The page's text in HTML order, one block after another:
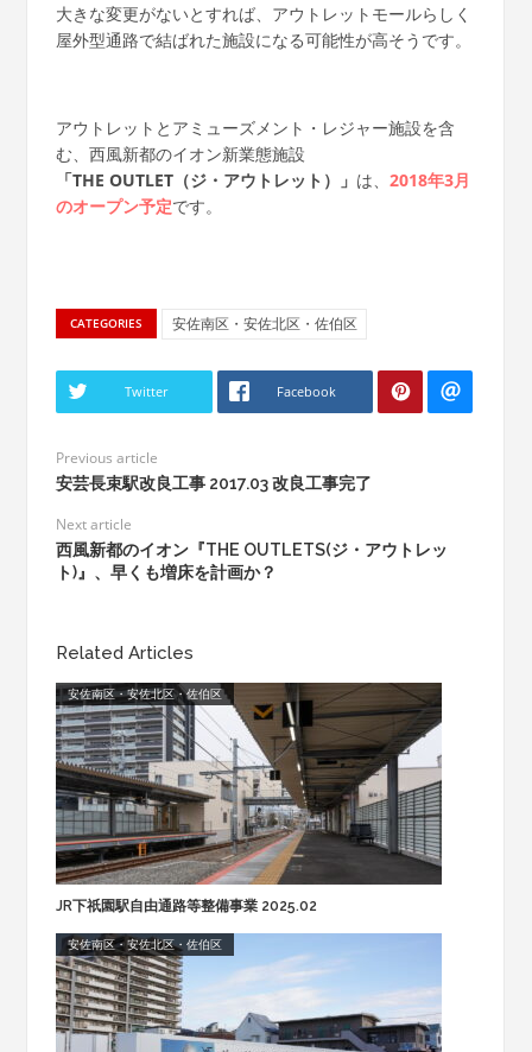
大きな変更がないとすれば、アウトレットモールらしく
屋外型通路で結ばれた施設になる可能性が高そうです。
アウトレットとアミューズメント・レジャー施設を含
む、西風新都のイオン新業態施設
「THE OUTLET（ジ・アウトレット）」 は、 2018年3月
のオープン予定です。
CATEGORIES 安佐南区・安佐北区・佐伯区
Twitter Facebook
Previous article
安芸長束駅改良工事 2017.03 改良工事完了
Next article
西風新都のイオン『THE OUTLETS(ジ・アウトレッ
ト)』、早くも増床を計画か？
Related Articles
安佐南区・安佐北区・佐伯区
JR下祇園駅自由通路等整備事業 2025.02
安佐南区・安佐北区・佐伯区